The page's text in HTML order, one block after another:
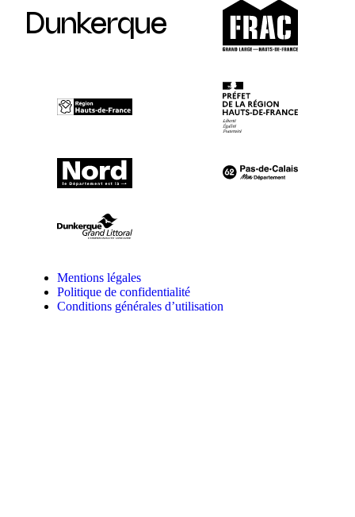
Dunkerque
Mentions légales
Politique de confidentialité
Conditions générales d’utilisation